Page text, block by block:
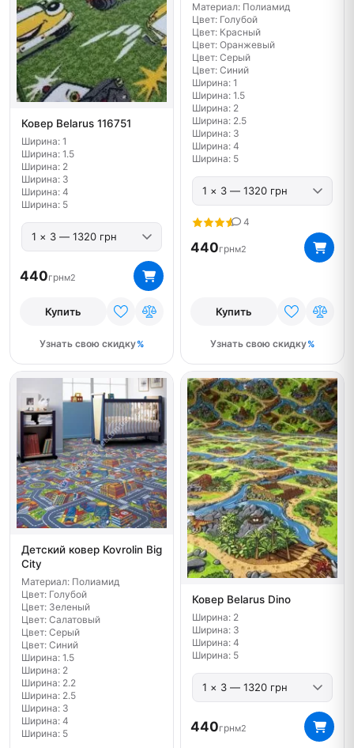
Ковер Belarus 116751
Ширина: 1
Ширина: 1.5
Ширина: 2
Ширина: 3
Ширина: 4
Ширина: 5
440грнм2
Купить
Узнать свою скидку
Материал: Полиамид
Цвет: Голубой
Цвет: Красный
Цвет: Оранжевый
Цвет: Серый
Цвет: Синий
Ширина: 1
Ширина: 1.5
Ширина: 2
Ширина: 2.5
Ширина: 3
Ширина: 4
Ширина: 5
4
440грнм2
Купить
Узнать свою скидку
Детский ковер Kovrolin Big
City
Материал: Полиамид
Цвет: Голубой
Цвет: Зеленый
Цвет: Салатовый
Цвет: Серый
Цвет: Синий
Ширина: 1.5
Ширина: 2
Ширина: 2.2
Ширина: 2.5
Ширина: 3
Ширина: 4
Ширина: 5
Ковер Belarus Dino
Ширина: 2
Ширина: 3
Ширина: 4
Ширина: 5
440грнм2